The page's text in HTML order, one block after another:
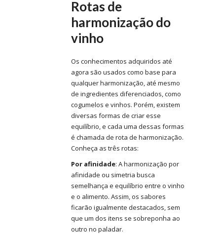
Rotas de
harmonização do
vinho
Os conhecimentos adquiridos até
agora são usados como base para
qualquer harmonização, até mesmo
de ingredientes diferenciados, como
cogumelos e vinhos. Porém, existem
diversas formas de criar esse
equilíbrio, e cada uma dessas formas
é chamada de rota de harmonização.
Conheça as três rotas:
Por afinidade: A harmonização por
afinidade ou simetria busca
semelhança e equilíbrio entre o vinho
e o alimento. Assim, os sabores
ficarão igualmente destacados, sem
que um dos itens se sobreponha ao
outro no paladar.